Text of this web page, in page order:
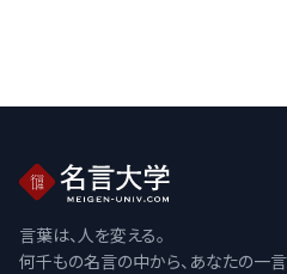
言葉は、人を変える。
何千もの名言の中から、あなたの一言